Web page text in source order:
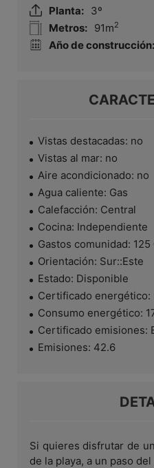
Planta: 3º
Metros: 91m2
Año de construcción:
Vistas destacadas: no
Vistas al mar: no
Aire acondicionado: no
Agua caliente: Gas
Calefacción: Central
Cocina: Independiente
Gastos comunidad:
Orientación: Sur::Este
Estado: Disponible
Certificado energético:
Consumo energético:
Certificado emisiones:
Emisiones: 42.6
Si quieres disfrutar de
de la playa, a un paso